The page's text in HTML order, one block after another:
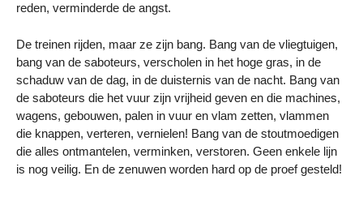
reden, verminderde de angst.
De treinen rijden, maar ze zijn bang. Bang van de vliegtuigen,
bang van de saboteurs, verscholen in het hoge gras, in de
schaduw van de dag, in de duisternis van de nacht. Bang van
de saboteurs die het vuur zijn vrijheid geven en die machines,
wagens, gebouwen, palen in vuur en vlam zetten, vlammen
die knappen, verteren, vernielen! Bang van de stoutmoedigen
die alles ontmantelen, verminken, verstoren. Geen enkele lijn
is nog veilig. En de zenuwen worden hard op de proef gesteld!